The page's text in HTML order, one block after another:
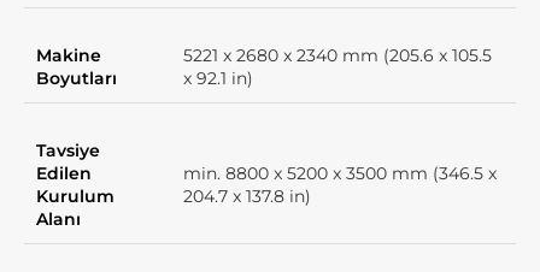
Makine
Boyutları
5221 x 2680 x 2340 mm (205.6 x 105.5
x 92.1 in)
Tavsiye
Edilen
Kurulum
Alanı
min. 8800 x 5200 x 3500 mm (346.5 x
204.7 x 137.8 in)